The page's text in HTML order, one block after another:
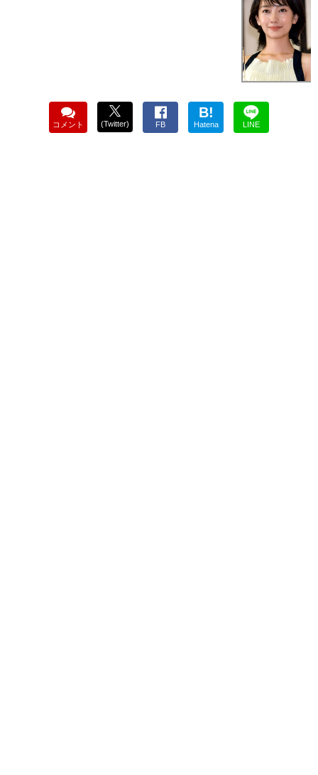
コメント (Twitter) FB
B!
Hatena LINE